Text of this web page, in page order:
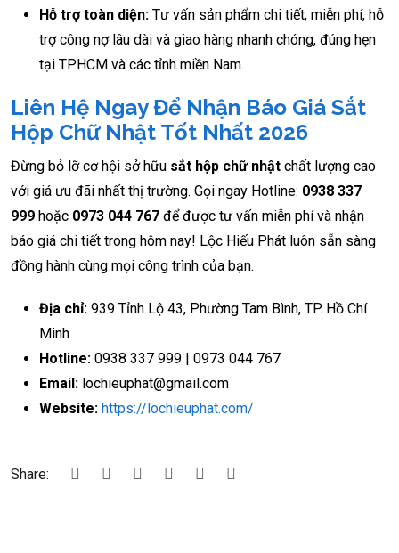
Hỗ trợ toàn diện: Tư vấn sản phẩm chi tiết, miễn phí, hỗ
trợ công nợ lâu dài và giao hàng nhanh chóng, đúng hẹn
tại TP.HCM và các tỉnh miền Nam.
Liên Hệ Ngay Để Nhận Báo Giá Sắt
Hộp Chữ Nhật Tốt Nhất 2026
Đừng bỏ lỡ cơ hội sở hữu sắt hộp chữ nhật chất lượng cao
với giá ưu đãi nhất thị trường. Gọi ngay Hotline: 0938 337
999 hoặc 0973 044 767 để được tư vấn miễn phí và nhận
báo giá chi tiết trong hôm nay! Lộc Hiếu Phát luôn sẵn sàng
đồng hành cùng mọi công trình của bạn.
Địa chỉ: 939 Tỉnh Lộ 43, Phường Tam Bình, TP. Hồ Chí
Minh
Hotline: 0938 337 999 | 0973 044 767
Email: lochieuphat@gmail.com
Website: https://lochieuphat.com/
Share: